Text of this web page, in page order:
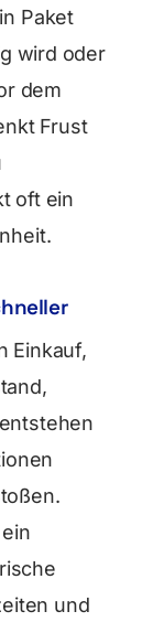
Paket
wird oder
dem
Frust
oft ein
Einkauf,
und